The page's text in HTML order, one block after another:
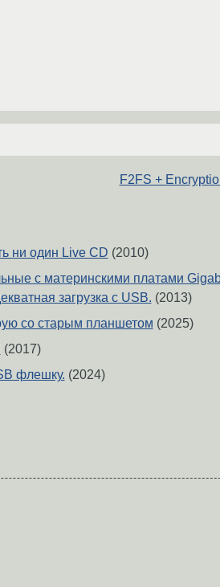
F2FS +
ни один Live CD (2010)
с материнскими платами
загрузка с USB. (2013)
со старым планшетом (2025)
(2017)
флешку. (2024)